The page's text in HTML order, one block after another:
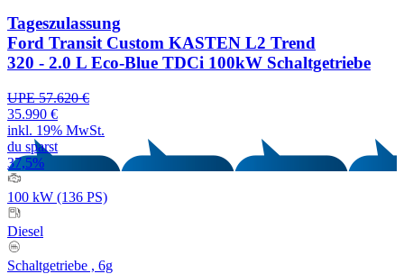
Tageszulassung
Ford Transit Custom KASTEN L2 Trend
320 - 2.0 L Eco-Blue TDCi 100kW Schaltgetriebe
UPE 57.620 €
35.990 €
inkl. 19% MwSt.
du sparst
37,5%
100 kW (136 PS)
Diesel
Schaltgetriebe , 6g